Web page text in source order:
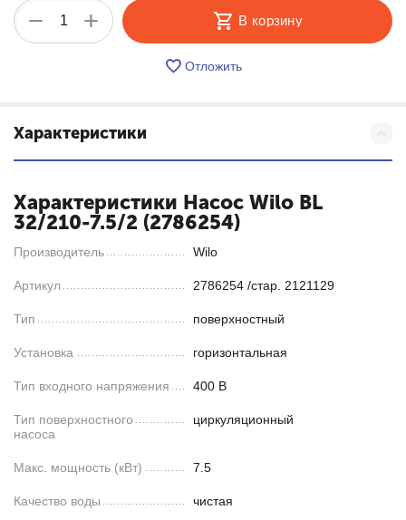
+
− В корзину
Отложить
Характеристики
Характеристики Насос Wilo BL
32/210-7.5/2 (2786254)
Производитель Wilo
Артикул 2786254 /стар. 2121129
Тип поверхностный
Установка горизонтальная
Тип входного напряжения 400 В
Тип поверхностного
насоса
циркуляционный
Макс. мощность (кВт) 7.5
Качество воды чистая